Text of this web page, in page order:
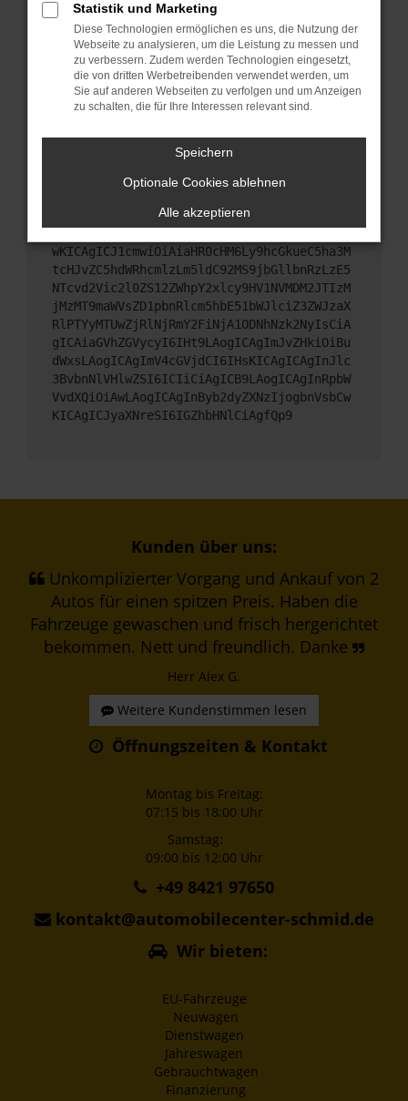
Sicherheitsrisiko, sondern kann auch dazu führen,
dass bestimmte Funktionen nicht mehr
unterstützt werden.
Wende dich an den Webseitenbetreiber.
Wenn du alle oben genannten Schritte versucht
hast, kontaktiere uns bitte. Wir werden versuchen,
das Problem zu beheben. Du kannst uns diesen
Text schicken, um uns bei der Fehlersuche zu
unterstützen:
ewogICJuYW1lIjogIk5ldHdvcmtFcnJvciIsCiAgI
mNvbmZpZyI6IHsKICAgICJtZXRob2QiOiAiR0VUIi
wKICAgICJ1cmwiOiAiaHR0cHM6Ly9hcGkueC5ha3M
tcHJvZC5hdWRhcmlzLm5ldC92MS9jbGllbnRzLzE5
NTcvd2Vic2l0ZS12ZWhpY2xlcy9HV1NVMDM2JTIzM
jMzMT9maWVsZD1pbnRlcm5hbE51bWJlciZ3ZWJzaX
RlPTYyMTUwZjRlNjRmY2FiNjA1ODNhNzk2NyIsCiA
gICAiaGVhZGVycyI6IHt9LAogICAgImJvZHkiOiBu
dWxsLAogICAgImV4cGVjdCI6IHsKICAgICAgInJlc
3BvbnNlVHlwZSI6ICIiCiAgICB9LAogICAgInRpbW
VvdXQiOiAwLAogICAgInByb2dyZXNzIjogbnVsbCw
KICAgICJyaXNreSI6IGZhbHNlCiAgfQp9
Kunden über uns:
Unkomplizierter Vorgang und Ankauf von 2
Autos für einen spitzen Preis. Haben die
Fahrzeuge gewaschen und frisch hergerichtet
bekommen. Nett und freundlich. Danke
Herr Alex G.
Weitere Kundenstimmen lesen
Öffnungszeiten & Kontakt
Montag bis Freitag:
07:15 bis 18:00 Uhr
Samstag:
09:00 bis 12:00 Uhr
+49 8421 97650
kontakt@automobilecenter-schmid.de
Wir bieten:
EU-Fahrzeuge
Neuwagen
Dienstwagen
Jahreswagen
Gebrauchtwagen
Finanzierung
Statistik und Marketing
Diese Technologien ermöglichen es uns, die Nutzung der
Webseite zu analysieren, um die Leistung zu messen und
zu verbessern. Zudem werden Technologien eingesetzt,
die von dritten Werbetreibenden verwendet werden, um
Sie auf anderen Webseiten zu verfolgen und um Anzeigen
zu schalten, die für Ihre Interessen relevant sind.
Speichern
Optionale Cookies ablehnen
Alle akzeptieren